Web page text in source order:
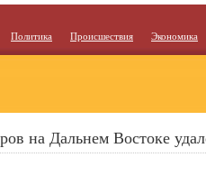
Политика Происшествия Экономика
на Дальнем Востоке